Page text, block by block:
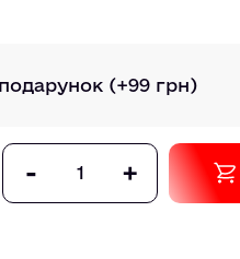
(+99 грн)
- +